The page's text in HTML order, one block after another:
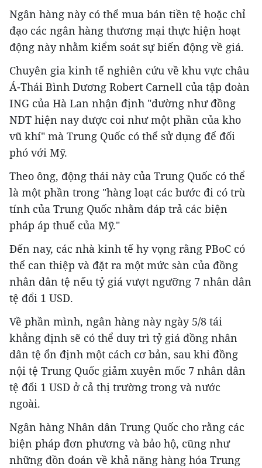
Ngân hàng này có thể mua bán tiền tệ hoặc chỉ
đạo các ngân hàng thương mại thực hiện hoạt
động này nhằm kiểm soát sự biến động về giá.
Chuyên gia kinh tế nghiên cứu về khu vực châu
Á-Thái Bình Dương Robert Carnell của tập đoàn
ING của Hà Lan nhận định "dường như đồng
NDT hiện nay được coi như một phần của kho
vũ khí" mà Trung Quốc có thể sử dụng để đối
phó với Mỹ.
Theo ông, động thái này của Trung Quốc có thể
là một phần trong "hàng loạt các bước đi có trù
tính của Trung Quốc nhằm đáp trả các biện
pháp áp thuế của Mỹ."
Đến nay, các nhà kinh tế hy vọng rằng PBoC có
thể can thiệp và đặt ra một mức sàn của đồng
nhân dân tệ nếu tỷ giá vượt ngưỡng 7 nhân dân
tệ đổi 1 USD.
Về phần mình, ngân hàng này ngày 5/8 tái
khẳng định sẽ có thể duy trì tỷ giá đồng nhân
dân tệ ổn định một cách cơ bản, sau khi đồng
nội tệ Trung Quốc giảm xuyên mốc 7 nhân dân
tệ đổi 1 USD ở cả thị trường trong và nước
ngoài.
Ngân hàng Nhân dân Trung Quốc cho rằng các
biện pháp đơn phương và bảo hộ, cũng như
những đồn đoán về khả năng hàng hóa Trung